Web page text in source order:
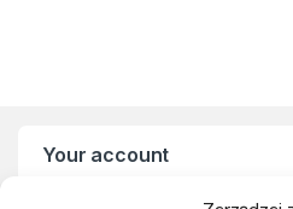
Your account